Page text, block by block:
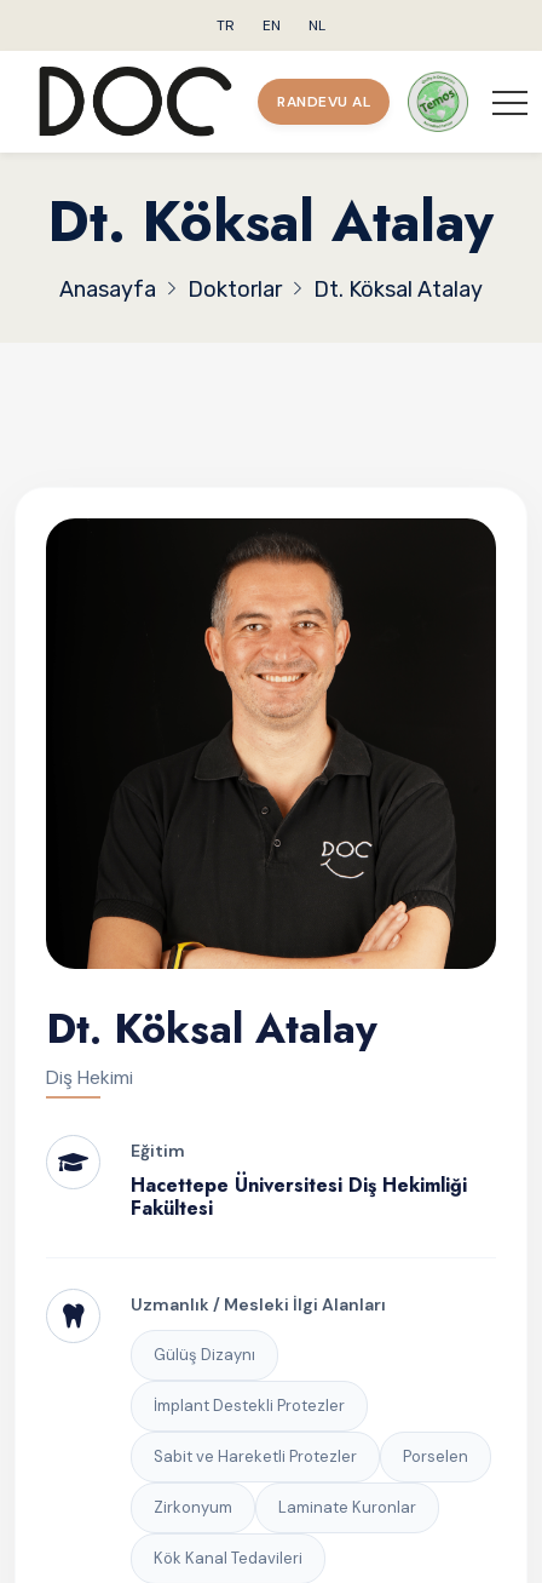
TR EN NL
RANDEVU AL
Dt. Köksal Atalay
Anasayfa Doktorlar Dt. Köksal Atalay
Dt. Köksal Atalay
Diş Hekimi
Eğitim
Hacettepe Üniversitesi Diş Hekimliği
Fakültesi
Uzmanlık / Mesleki İlgi Alanları
Gülüş Dizaynı
İmplant Destekli Protezler
Sabit ve Hareketli Protezler Porselen
Zirkonyum Laminate Kuronlar
Kök Kanal Tedavileri